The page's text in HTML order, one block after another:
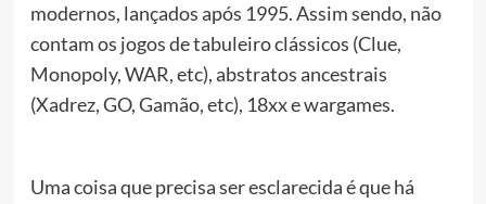
modernos, lançados após 1995. Assim sendo, não
contam os jogos de tabuleiro clássicos (Clue,
Monopoly, WAR, etc), abstratos ancestrais
(Xadrez, GO, Gamão, etc), 18xx e wargames.
Uma coisa que precisa ser esclarecida é que há